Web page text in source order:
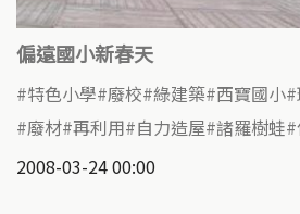
偏遠國小新春天
特色小學 廢校 綠建築 西寶國小
廢材 再利用 自力造屋 諸羅樹蛙
2008-03-24 00:00